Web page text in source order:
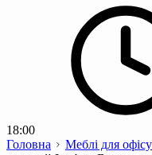
18:00
Головна
Меблі для офісу